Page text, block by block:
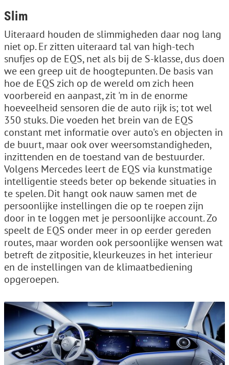
Slim
Uiteraard houden de slimmigheden daar nog lang
niet op. Er zitten uiteraard tal van high-tech
snufjes op de EQS, net als bij de S-klasse, dus doen
we een greep uit de hoogtepunten. De basis van
hoe de EQS zich op de wereld om zich heen
voorbereid en aanpast, zit 'm in de enorme
hoeveelheid sensoren die de auto rijk is; tot wel
350 stuks. Die voeden het brein van de EQS
constant met informatie over auto's en objecten in
de buurt, maar ook over weersomstandigheden,
inzittenden en de toestand van de bestuurder.
Volgens Mercedes leert de EQS via kunstmatige
intelligentie steeds beter op bekende situaties in
te spelen. Dit hangt ook nauw samen met de
persoonlijke instellingen die op te roepen zijn
door in te loggen met je persoonlijke account. Zo
speelt de EQS onder meer in op eerder gereden
routes, maar worden ook persoonlijke wensen wat
betreft de zitpositie, kleurkeuzes in het interieur
en de instellingen van de klimaatbediening
opgeroepen.